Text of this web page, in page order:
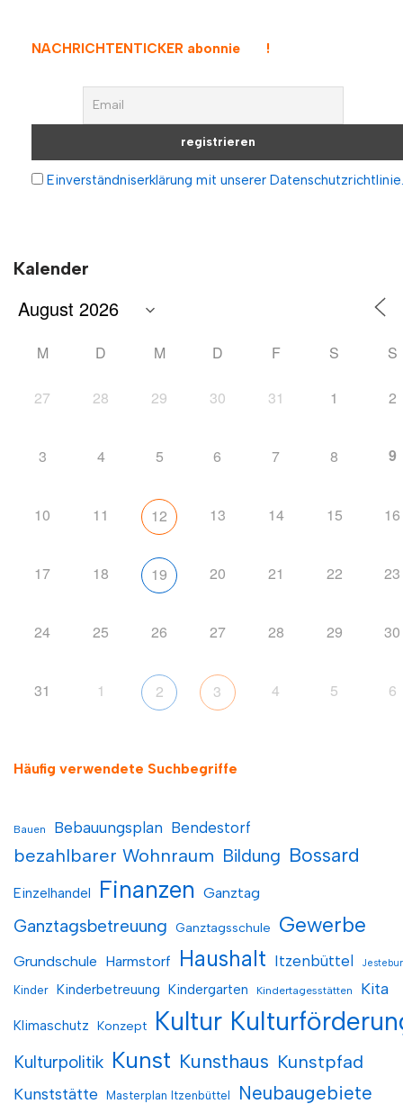
NACHRICHTENTICKER abonniere !
Einverständniserklärung mit unserer Datenschutzrichtlinie.
Kalender
M D M D F S S
27 28 29 30 31 1 2
3 4 5 6 7 8 9
10 11 12 13 14 15 16
17 18 19 20 21 22 23
24 25 26 27 28 29 30
31 1 2 3 4 5 6
Häufig verwendete Suchbegriffe
Bauen Bebauungsplan Bendestorf
bezahlbarer Wohnraum Bildung Bossard
Einzelhandel Finanzen Ganztag
Ganztagsbetreuung Ganztagsschule Gewerbe
Grundschule Harmstorf Haushalt Itzenbüttel
Kinder Kinderbetreuung Kindergarten Kindertagesstätten Kita
Klimaschutz Konzept Kultur
Kulturpolitik Kunst Kunsthaus Kunstpfad
Kunststätte Masterplan Itzenbüttel Neubaugebiete